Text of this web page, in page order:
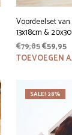
Voordeelset van
13x18cm &
€79,85
prijs
€59,95
TOEVOEGEN
SALE! 28%